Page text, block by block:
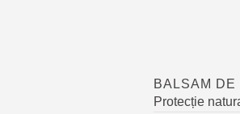
BALSAM DE
Protecție